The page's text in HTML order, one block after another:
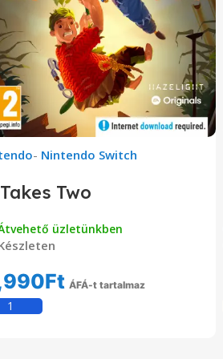
- Nintendo Switch
Two
üzletünkben
Ft ÁFÁ-t tartalmaz